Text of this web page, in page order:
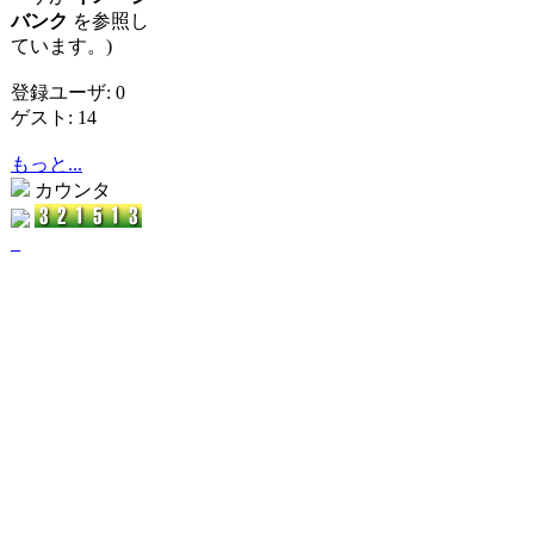
バンク を参照し
ています。)
登録ユーザ: 0
ゲスト: 14
もっと...
カウンタ